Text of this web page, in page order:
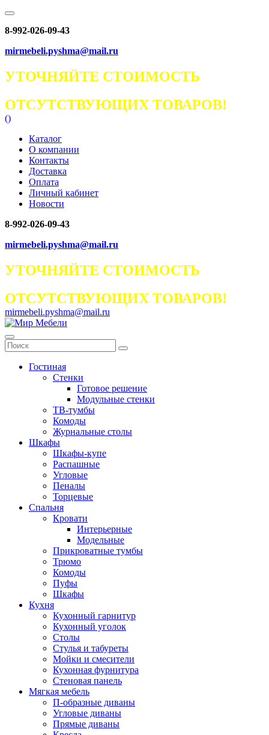
8-992-026-09-43
mirmebeli.pyshma@mail.ru
УТОЧНЯЙТЕ СТОИМОСТЬ
ОТСУТСТВУЮЩИХ ТОВАРОВ!
()
Каталог
О компании
Контакты
Доставка
Оплата
Личный кабинет
Новости
8-992-026-09-43
mirmebeli.pyshma@mail.ru
УТОЧНЯЙТЕ СТОИМОСТЬ
ОТСУТСТВУЮЩИХ ТОВАРОВ!
mirmebeli.pyshma@mail.ru
Гостиная
Стенки
Готовое решение
Модульные стенки
ТВ-тумбы
Комоды
Журнальные столы
Шкафы
Шкафы-купе
Распашные
Угловые
Пеналы
Торцевые
Спальня
Кровати
Интерьерные
Модельные
Прикроватные тумбы
Трюмо
Комоды
Пуфы
Шкафы
Кухня
Кухонный гарнитур
Кухонный уголок
Столы
Стулья и табуреты
Мойки и смесители
Кухонная фурнитура
Стеновая панель
Мягкая мебель
П-образные диваны
Угловые диваны
Прямые диваны